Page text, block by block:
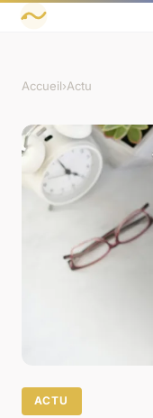
Accueil›Actu
ACTU